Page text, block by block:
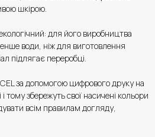
шкірою.
для його виробництва
води, ніж для виготовлення
підлягає переробці.
за допомогою цифрового друку на
тому збережуть свої насичені кольори
всім правилам догляду,